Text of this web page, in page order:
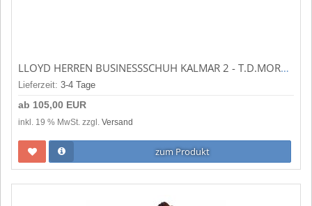
LLOYD HERREN BUSINESSSCHUH KALMAR 2 - T.D.MORO/OCEAN (BRAUN) 2285212
Lieferzeit: 3-4 Tage
ab 105,00 EUR
inkl. 19 % MwSt. zzgl. Versand
zum Produkt